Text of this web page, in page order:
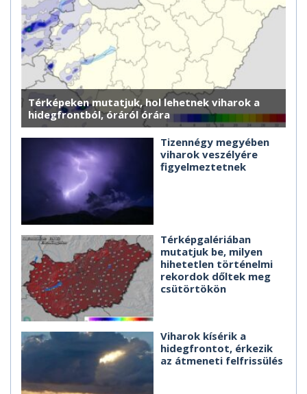
Térképeken mutatjuk, hol lehetnek viharok a
hidegfrontból, óráról órára
Tizennégy megyében
viharok veszélyére
figyelmeztetnek
Térképgalériában
mutatjuk be, milyen
hihetetlen történelmi
rekordok dőltek meg
csütörtökön
Viharok kísérik a
hidegfrontot, érkezik
az átmeneti felfrissülés